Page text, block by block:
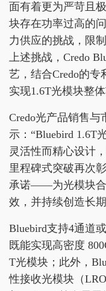
面有着更为严苛且
块存在功率过高的
力供应的挑战，限
上述挑战，Credo
艺，结合Credo的专
实现1.6T光模块整
Credo光产品销售与
示：“Bluebird 1.6T
灵活性而精心设计
里程碑式突破再次
承诺——为光模块合
效，并持续创造长
Bluebird支持4通道
既能实现高密度
T光模块；此外，
性接收光模块（